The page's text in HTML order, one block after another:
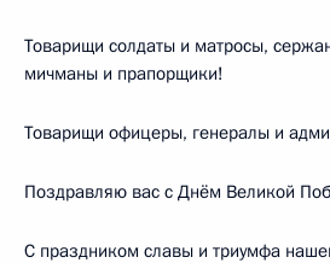
Товарищи солдаты и матросы,
мичманы и прапорщики!
Товарищи офицеры, генералы и
Поздравляю вас с Днём Великой
С праздником славы и триумфа